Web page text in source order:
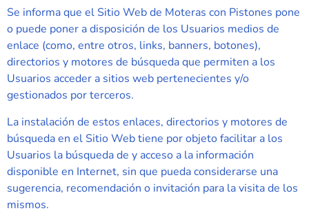
Se informa que el Sitio Web de Moteras con Pistones pone
o puede poner a disposición de los Usuarios medios de
enlace (como, entre otros, links, banners, botones),
directorios y motores de búsqueda que permiten a los
Usuarios acceder a sitios web pertenecientes y/o
gestionados por terceros.
La instalación de estos enlaces, directorios y motores de
búsqueda en el Sitio Web tiene por objeto facilitar a los
Usuarios la búsqueda de y acceso a la información
disponible en Internet, sin que pueda considerarse una
sugerencia, recomendación o invitación para la visita de los
mismos.